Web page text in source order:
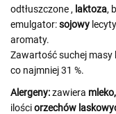
odtłuszczone , laktoza,
emulgator:sojowy
aromaty.
Zawartość suchej masy
co najmniej 31 %.
Alergeny:zawiera mleko,
ilościorzechów